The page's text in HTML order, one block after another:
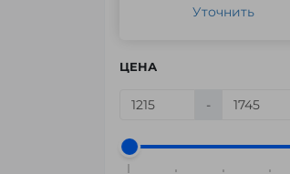
Уточнить
ЦЕНА
-